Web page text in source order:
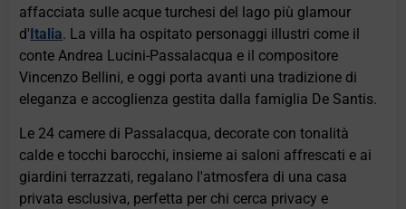
affacciata sulle acque turchesi del lago più glamour
d'Italia. La villa ha ospitato personaggi illustri come il
conte Andrea Lucini-Passalacqua e il compositore
Vincenzo Bellini, e oggi porta avanti una tradizione di
eleganza e accoglienza gestita dalla famiglia De Santis.
Le 24 camere di Passalacqua, decorate con tonalità
calde e tocchi barocchi, insieme ai saloni affrescati e ai
giardini terrazzati, regalano l'atmosfera di una casa
privata esclusiva, perfetta per chi cerca privacy e